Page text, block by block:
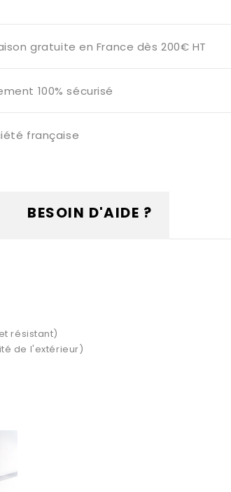
gratuite en France dès 200€ HT
100% sécurisé
française
BESOIN D'AIDE ?
résistant)
de l'extérieur)